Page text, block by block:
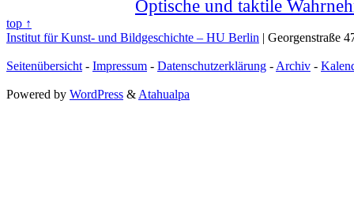
Optische und taktile
top ↑
Institut für Kunst- und Bildgeschichte – HU Berlin | Georgenstraße
Seitenübersicht - Impressum - Datenschutzerklärung - Archiv -
Powered by WordPress & Atahualpa